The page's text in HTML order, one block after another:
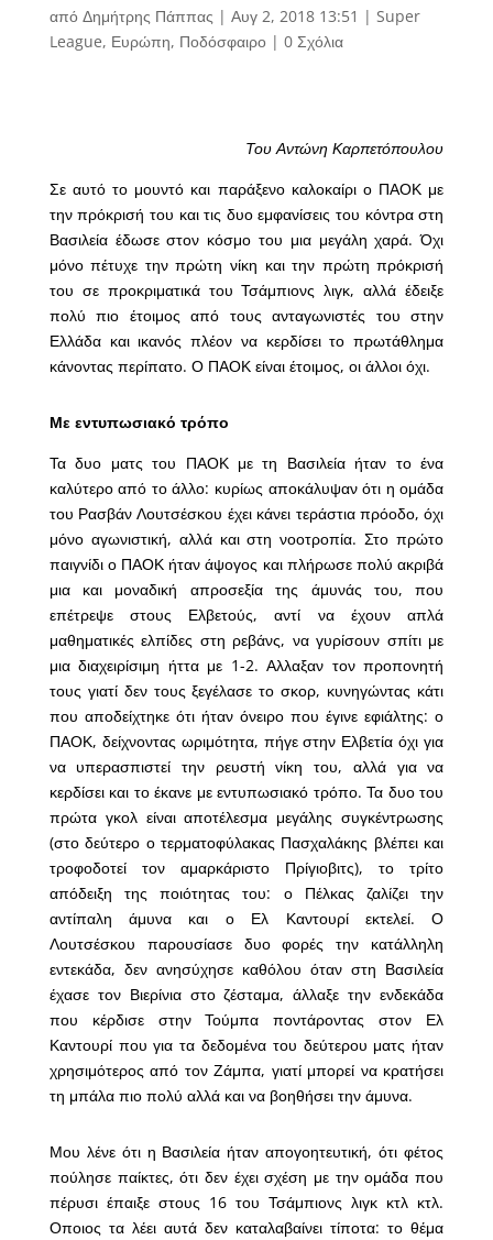
από Δημήτρης Πάππας | Αυγ 2, 2018 13:51 | Super
League, Ευρώπη, Ποδόσφαιρο| 0 Σχόλια
Του Αντώνη Καρπετόπουλου
Σε αυτό το μουντό και παράξενο καλοκαίρι ο ΠΑΟΚ με
την πρόκρισή του και τις δυο εμφανίσεις του κόντρα στη
Βασιλεία έδωσε στον κόσμο του μια μεγάλη χαρά. Όχι
μόνο πέτυχε την πρώτη νίκη και την πρώτη πρόκρισή
του σε προκριματικά του Τσάμπιονς λιγκ, αλλά έδειξε
πολύ πιο έτοιμος από τους ανταγωνιστές του στην
Ελλάδα και ικανός πλέον να κερδίσει το πρωτάθλημα
κάνοντας περίπατο. Ο ΠΑΟΚ είναι έτοιμος, οι άλλοι όχι.
Με εντυπωσιακό τρόπο
Τα δυο ματς του ΠΑΟΚ με τη Βασιλεία ήταν το ένα
καλύτερο από το άλλο: κυρίως αποκάλυψαν ότι η ομάδα
του Ρασβάν Λουτσέσκου έχει κάνει τεράστια πρόοδο, όχι
μόνο αγωνιστική, αλλά και στη νοοτροπία. Στο πρώτο
παιγνίδι ο ΠΑΟΚ ήταν άψογος και πλήρωσε πολύ ακριβά
μια και μοναδική απροσεξία της άμυνάς του, που
επέτρεψε στους Ελβετούς, αντί να έχουν απλά
μαθηματικές ελπίδες στη ρεβάνς, να γυρίσουν σπίτι με
μια διαχειρίσιμη ήττα με 1-2. Αλλαξαν τον προπονητή
τους γιατί δεν τους ξεγέλασε το σκορ, κυνηγώντας κάτι
που αποδείχτηκε ότι ήταν όνειρο που έγινε εφιάλτης: ο
ΠΑΟΚ, δείχνοντας ωριμότητα, πήγε στην Ελβετία όχι για
να υπερασπιστεί την ρευστή νίκη του, αλλά για να
κερδίσει και το έκανε με εντυπωσιακό τρόπο. Τα δυο του
πρώτα γκολ είναι αποτέλεσμα μεγάλης συγκέντρωσης
(στο δεύτερο ο τερματοφύλακας Πασχαλάκης βλέπει και
τροφοδοτεί τον αμαρκάριστο Πρίγιοβιτς), το τρίτο
απόδειξη της ποιότητας του: ο Πέλκας ζαλίζει την
αντίπαλη άμυνα και ο Ελ Καντουρί εκτελεί. Ο
Λουτσέσκου παρουσίασε δυο φορές την κατάλληλη
εντεκάδα, δεν ανησύχησε καθόλου όταν στη Βασιλεία
έχασε τον Βιερίνια στο ζέσταμα, άλλαξε την ενδεκάδα
που κέρδισε στην Τούμπα ποντάροντας στον Ελ
Καντουρί που για τα δεδομένα του δεύτερου ματς ήταν
χρησιμότερος από τον Ζάμπα, γιατί μπορεί να κρατήσει
τη μπάλα πιο πολύ αλλά και να βοηθήσει την άμυνα.
Μου λένε ότι η Βασιλεία ήταν απογοητευτική, ότι φέτος
πούλησε παίκτες, ότι δεν έχει σχέση με την ομάδα που
πέρυσι έπαιξε στους 16 του Τσάμπιονς λιγκ κτλ κτλ.
Οποιος τα λέει αυτά δεν καταλαβαίνει τίποτα: το θέμα